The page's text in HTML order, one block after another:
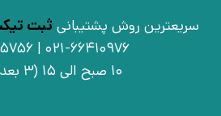
سریعترین روش پشتیبانی ثبت
021-66410976 | 09030925756
10 صبح الی 15 (3 بعد از ظهر)